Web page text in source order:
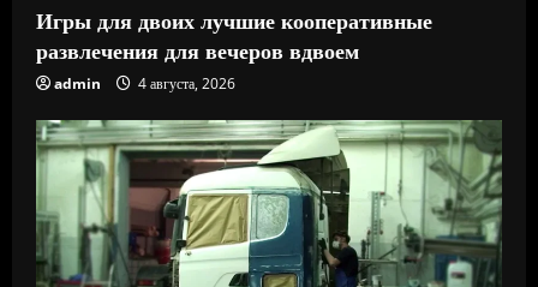
Игры для двоих лучшие кооперативные
развлечения для вечеров вдвоем
admin 4 августа, 2026